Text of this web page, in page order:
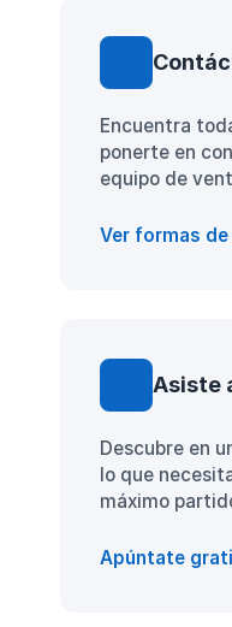
contratos de
asegurando la
Encuentra
ponerte en
equipo de
Ver formas
Asiste
Descubre en
lo que
máximo
Apúntate